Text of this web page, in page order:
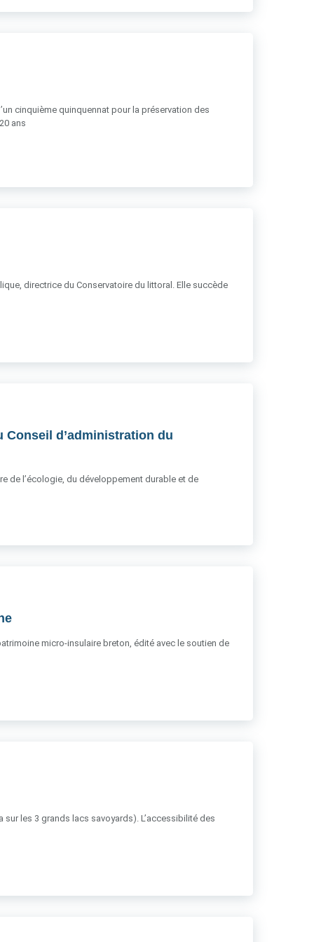
cinquième quinquennat pour la préservation des
ans
directrice du Conservatoire du littoral. Elle succède
Conseil d’administration du
de l’écologie, du développement durable et de
micro-insulaire breton, édité avec le soutien de
les 3 grands lacs savoyards). L’accessibilité des